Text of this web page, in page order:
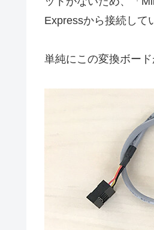
Expressから接続して
単純にこの変換ボー